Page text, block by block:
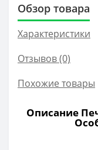
Обзор товара
Характеристики
Отзывов (0)
Похожие товары
Описание